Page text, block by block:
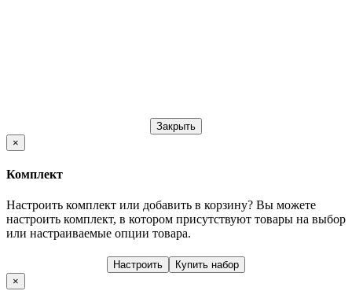
Закрыть
×
Комплект
Настроить комплект или добавить в корзину? Вы можете
настроить комплект, в котором присутствуют товары на выбор
или настраиваемые опции товара.
Настроить
Купить набор
×